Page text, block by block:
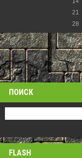
21
28
ПОИСК
FLASH